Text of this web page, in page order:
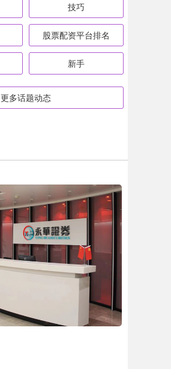
技巧
股票配资平台排名
新手
更多话题动态